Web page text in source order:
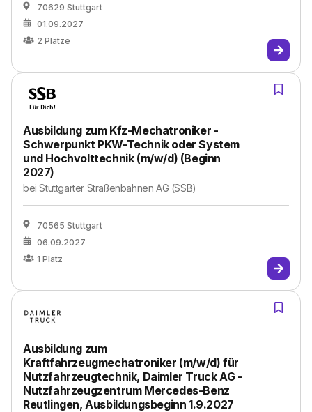
70629 Stuttgart
01.09.2027
2 Plätze
Ausbildung zum Kfz-Mechatroniker -
Schwerpunkt PKW-Technik oder System
und Hochvolttechnik (m/w/d) (Beginn
2027)
beiStuttgarter Straßenbahnen AG (SSB)
70565 Stuttgart
06.09.2027
1 Platz
Ausbildung zum
Kraftfahrzeugmechatroniker (m/w/d) für
Nutzfahrzeugtechnik, Daimler Truck AG -
Nutzfahrzeugzentrum Mercedes-Benz
Reutlingen, Ausbildungsbeginn 1.9.2027